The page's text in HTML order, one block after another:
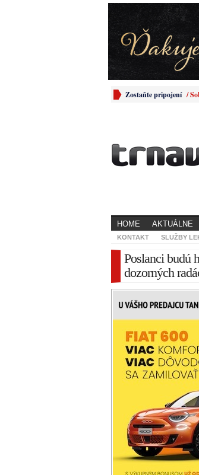
Zostaňte pripojení /
HOME AKTUÁLNE
KONTAKT SLUŽBY
Poslanci budú
dozorných